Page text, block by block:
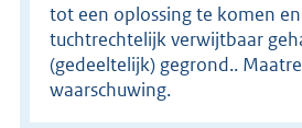
tot een oplossing te komen
tuchtrechtelijk verwijtbaar
(gedeeltelijk) gegrond..
waarschuwing.